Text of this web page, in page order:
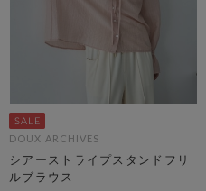
DOUX ARCHIVES
シアーストライプスタンドフリ
ルブラウス